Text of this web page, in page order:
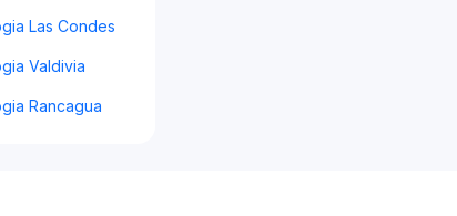
Las Condes
Valdivia
Rancagua